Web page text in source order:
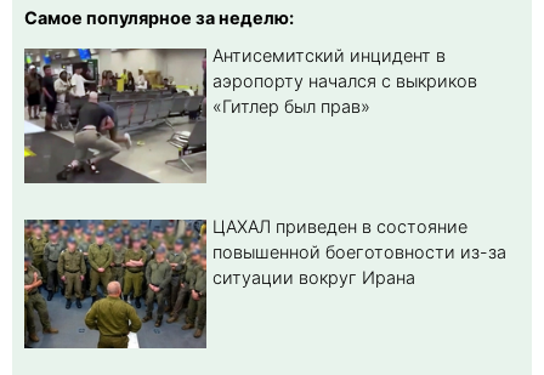
Самое популярное за неделю:
Антисемитский инцидент в
аэропорту начался с выкриков
«Гитлер был прав»
ЦАХАЛ приведен в состояние
повышенной боеготовности из-за
ситуации вокруг Ирана